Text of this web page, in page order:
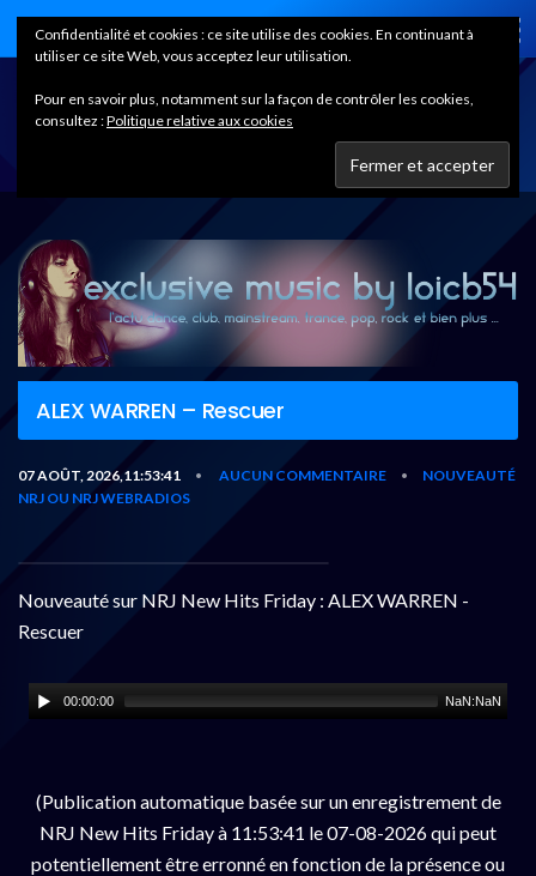
Home
ALEX WARREN – Rescuer
07 AOÛT, 2026,11:53:41 • AUCUN COMMENTAIRE •
NOUVEAUTÉ
NRJ OU NRJ WEBRADIOS
Nouveauté sur NRJ New Hits Friday : ALEX WARREN -
Rescuer
00:00:00 NaN:NaN
(Publication automatique basée sur un enregistrement de
NRJ New Hits Friday à 11:53:41 le 07-08-2026 qui peut
potentiellement être erronné en fonction de la présence ou
Confidentialité et cookies : ce site utilise des cookies. En continuant à
utiliser ce site Web, vous acceptez leur utilisation.
Pour en savoir plus, notamment sur la façon de contrôler les cookies,
consultez :Politique relative aux cookies